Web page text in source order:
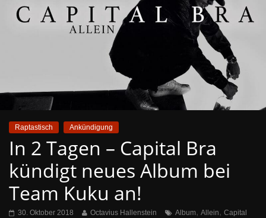
Raptastisch Ankündigung
In 2 Tagen – Capital Bra
kündigt neues Album bei
Team Kuku an!
30. Oktober 2018 Octavius Hallenstein Album, Allein, Capital